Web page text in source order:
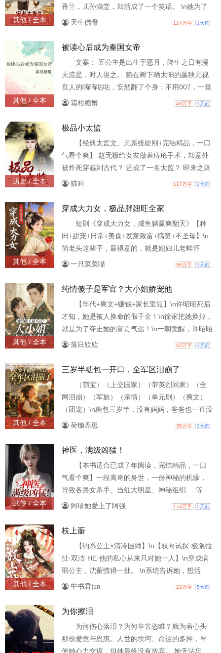
其他 / 全本
香兰，儿孙满堂，却活成了一个笑话。 \n她为了
丈夫，为了儿女，操劳一生，奉献出自己的全
离婚，还逼她净身出户。 \n宋香兰来不及愤怒，
儿子是丈夫和白月光所生，而被自己厌弃的、已
英年早逝的养子才是自己的亲儿子。 \n愤怒之
下，
天生佛骨 114万字 1天前
其他 / 全本
被读心后成为秦国女帝
文案： 五公主是出生于恶月，降生之日有漫
天流星，时人畏之。 躺在树下晒太阳的嬴秧无视
宫人的嘀嘀咕咕，安然翻了个身：不用007，一觉
睡到自然醒的生活有多爽，你们古代人不懂！ 路
知自己从此要上学的嬴秧：“？？” 行吧，上学就
啊！ 腿好麻！在竹简上写字好累！ 思来想去，嬴
秧决定去找看上去还不错的爹申请研发经费。 嬴
霜柑糖蟹 48万字 1天前
历史 / 全本
极品小太监
【经典太监文、无系统硬刚+完结精品，一口
气看个爽】 赵无极给女友做着痔疮手术，却意外
被炸死穿越到古代？ 还成了一名太监？ 即来之则
安之，赵无极很快就适应了下来，凭着跨时代的
任。 从此，整个皇宫都不得安宁…... 在实力低微
出飙血的代价。 随着局势的混乱，赵无极野心也
就越来越大，他从一位身份卑微的小太监，一步
步成了
猫叫 117万字 2天前
其他 / 全本
穿成大力女，极品胖妞旺全家
短剧《穿成大力女，咸鱼躺赢爽翻天》【种
田+甜宠+日常+美食+发家致富+搞笑+不圣母】\n
简老头这辈子，最得意的，就是媳妇儿老蚌怀
珠，给他生了个闺女，而他，又把闺女养成个大
子。\n萧家，做的最后悔的，就是为了娶了个不花
不到，争也争不过，打也打不赢，死胖子天生大
力……\n简宁刚穿越，就在洞房，破木板 “咯吱，
咯吱
一只菜菜喵 96万字 3天前
其他 / 全本
纯情傻子是军官？大小姐娇宠他
【年代+爽文+赚钱+家长里短】\n许昭昭死后
才知，她是被人换命的假千金！\n徐家把她换掉，
就是为了夺走她的富贵气运！\n一朝觉醒，许昭昭
绑定好感度系统，可以换粮，换药，换物资，直
亲爹亲娘：“闺女是心头肉，谁也不能委屈她！”
“我保护姐姐！” 她带着全家搞钱，挖野味、赚工
分，日子越过越红火，全村都羡慕哭！
落日欣欣 62万字 3天前
其他 / 全本
三岁半糖包一开口，全军区泪崩了
（萌宝）（上交国家）（带英烈回家）（全
网泪崩）（军旅）（亲情）（单元剧）（爽文）
（团宠）\n糖包三岁半，没有妈妈，爸爸也一直没
有消息。 \n\n她只记得爸爸每天晚上都会给她唱
九……”\n\n “小星星，亮晶晶，东经一百零七
只记得爸爸曾经告诉她——\n\n “糖包，如果爸爸
有一天不在你身边，就去找
荷锄养崽 35万字 3天前
武侠 / 全本
神医，满级凶猛！
【本书适合已成了年阅读，完结精品，一口
气看个爽】一段离奇的身世，一份神秘的机缘，
导致各路女杀手、当红大明星、神秘组织.....等
等，随着马秋龙的人生开挂而纷纷入局……桃花
的桃江县，被他硬生生地建设成国际大都市！而
阿珍她爱上了阿强 174万字 5天前
其他 / 全本
枝上蘅
【钓系公主×清冷国师】\n【双向试探·极限拉
扯·双洁·HE·他的私心从来只对她一人】\n穿成病
弱公主，沈蘅慌得一批。 \n系统告诉她，想活
命，就去攻略书里最危险的那个男人——北疆国
麻，最后死得不明不白，是个标准的短命美强
谁。\n宫宴之上，她破罐子破摔，当众请嫁。 \n
他纹丝不动，似在看一个无理取闹的孩子。\
中书君jun 22万字 5天前
为你擦泪
为何伤心落泪？为何辛苦恣睢？就为着心头
那份爱意与恩惠。人世的坎坷、命运的多舛，早
使她心力交瘁，但她最终没有放弃。 她无法忘